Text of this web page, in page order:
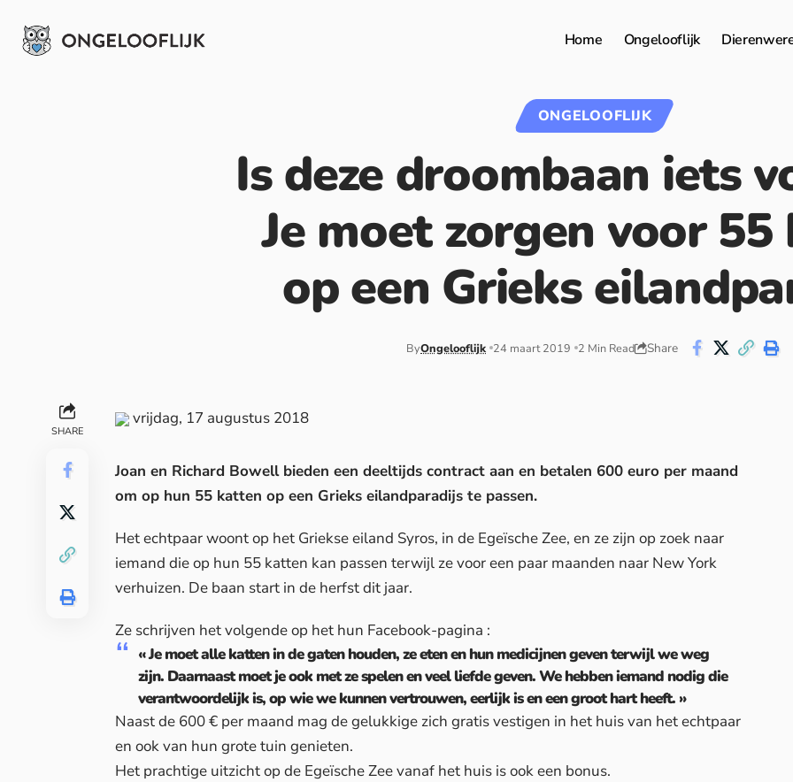
Home Ongelooflijk
ONGELOOFLIJK
Is deze droombaan iets
Je moet zorgen voor
op een Grieks
ByOngelooflijk 24 maart 2019 2 Min Read Share
SHARE
vrijdag, 17 augustus 2018
Joan en Richard Bowell bieden een deeltijds contract aan en betalen 600 euro per maand
om op hun 55 katten op een Grieks eilandparadijs te passen.
Het echtpaar woont op het Griekse eiland Syros, in de Egeïsche Zee, en ze zijn op zoek naar
iemand die op hun 55 katten kan passen terwijl ze voor een paar maanden naar New York
verhuizen. De baan start in de herfst dit jaar.
Ze schrijven het volgende op het hun Facebook-pagina :
« Je moet alle katten in de gaten houden, ze eten en hun medicijnen geven terwijl we weg
zijn. Daarnaast moet je ook met ze spelen en veel liefde geven. We hebben iemand nodig die
verantwoordelijk is, op wie we kunnen vertrouwen, eerlijk is en een groot hart heeft. »
Naast de 600 € per maand mag de gelukkige zich gratis vestigen in het huis van het echtpaar
en ook van hun grote tuin genieten.
Het prachtige uitzicht op de Egeïsche Zee vanaf het huis is ook een bonus.